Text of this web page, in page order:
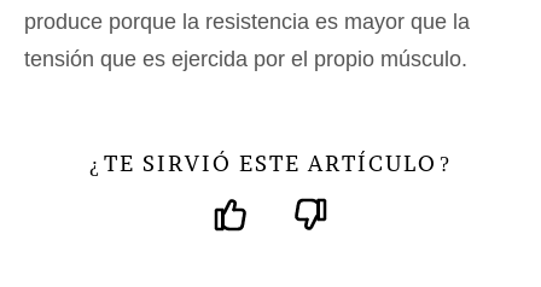
produce porque la resistencia es mayor que la
tensión que es ejercida por el propio músculo.
¿ TE SIRVIÓ ESTE ARTÍCULO ?